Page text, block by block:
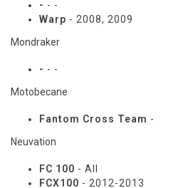
- - -
Warp - 2008, 2009
Mondraker
- - -
Motobecane
Fantom Cross Team -
Neuvation
FC 100 - All
FCX100 - 2012-2013